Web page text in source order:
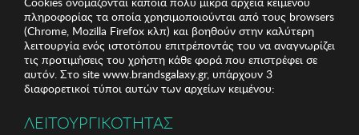
πληροφορίας τα οποία χρησιμοποιούνται από τους browsers
(Chrome, Mozilla Firefox κλπ) και βοηθούν στην καλύτερη
λειτουργία ενός ιστοτόπου επιτρέποντάς του να αναγνωρίζει
τις προτιμήσεις του χρήστη κάθε φορά που επιστρέφει σε
αυτόν. Στο site www.brandsgalaxy.gr, υπάρχουν 3
διαφορετικοί τύποι αυτών των αρχείων κειμένου:
ΛΕΙΤΟΥΡΓΙΚΟΤΗΤΑΣ